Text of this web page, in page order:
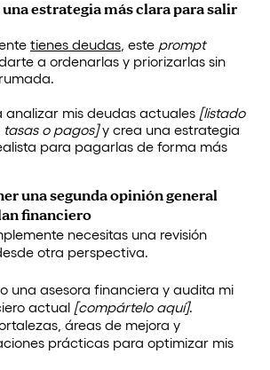
estrategia más clara para salir
tienes deudas , este prompt
a ordenarlas y priorizarlas sin
analizar mis deudas actuales [listado
tasas o pagos]y crea una estrategia
para pagarlas de forma más
una segunda opinión general
financiero
necesitas una revisión
otra perspectiva.
una asesora financiera y audita mi
actual [compártelo aquí].
áreas de mejora y
prácticas para optimizar mis